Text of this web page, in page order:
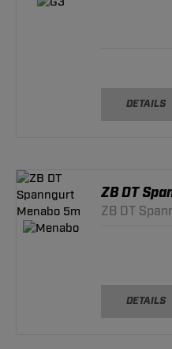
DETAILS
ZB DT
ZB DT
DETAILS